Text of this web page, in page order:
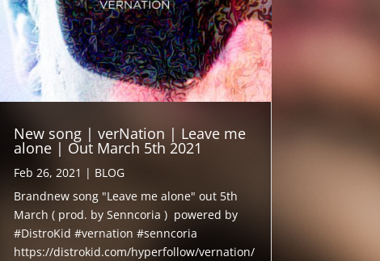
New song | verNation | Leave me
alone | Out March 5th 2021
Feb 26, 2021 | BLOG
Brandnew song "Leave me alone" out 5th
March ( prod. by Senncoria ) powered by
#DistroKid #vernation #senncoria
https://distrokid.com/hyperfollow/vernation/